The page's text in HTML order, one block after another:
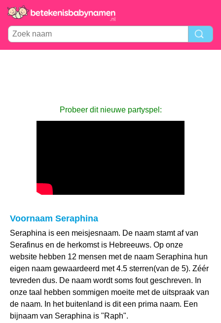
Probeer dit nieuwe partyspel:
Voornaam Seraphina
Seraphina is een meisjesnaam. De naam stamt af van
Serafinus en de herkomst is Hebreeuws. Op onze
website hebben 12 mensen met de naam Seraphina hun
eigen naam gewaardeerd met 4.5 sterren(van de 5). Zéér
tevreden dus. De naam wordt soms fout geschreven. In
onze taal hebben sommigen moeite met de uitspraak van
de naam. In het buitenland is dit een prima naam. Een
bijnaam van Seraphina is "Raph".